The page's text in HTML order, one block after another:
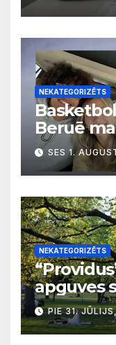
NEKATEGORIZĒTS
Beruē
svarīgi,
latviešu
SES 1.
NEKATEGORIZĒTS
apguves
uzPIE 31.